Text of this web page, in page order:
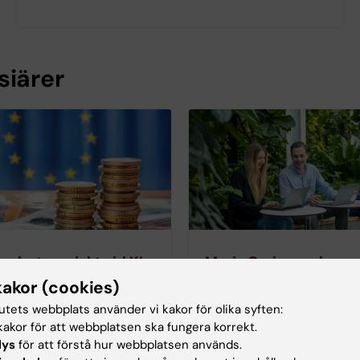
vid KI
ingår i över 200 EU-
samarbetsprojekt. Ett
projekt koordineras
KI.
Marie Curie-anslag
(MSCA) är samlingsnamnet
kommissionens program
forskares karriärutveckling.
hittar du information om
(cookies)
webbplats använder vi kakor för olika syften:
för att webbplatsen ska fungera korrekt.
för att förstå hur webbplatsen används.